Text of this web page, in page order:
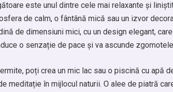
este unul dintre cele mai relaxante și
de calm, o fântână mică sau un izvor
de dimensiuni mici, cu un design elegant,
o senzație de pace și va ascunde
poți crea un mic lac sau o piscină cu apă
meditație în mijlocul naturii. O alee de piatră